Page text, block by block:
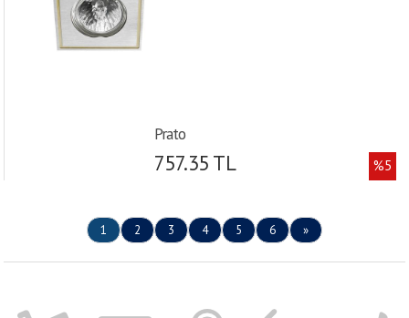
Prato
757.35 TL %5
1 2 3 4 5 6 »